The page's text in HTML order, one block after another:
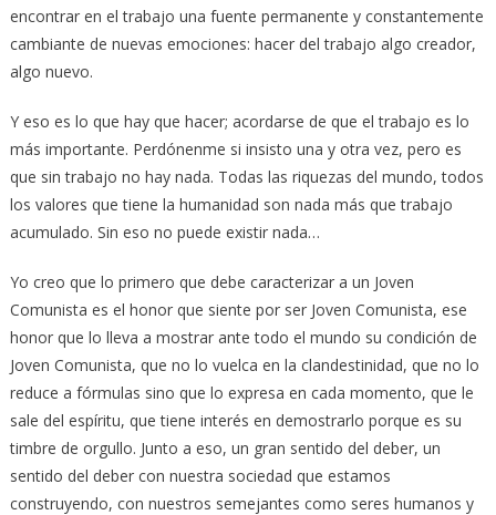
encontrar en el trabajo una fuente permanente y constantemente
cambiante de nuevas emociones: hacer del trabajo algo creador,
algo nuevo.
Y eso es lo que hay que hacer; acordarse de que el trabajo es lo
más importante. Perdónenme si insisto una y otra vez, pero es
que sin trabajo no hay nada. Todas las riquezas del mundo, todos
los valores que tiene la humanidad son nada más que trabajo
acumulado. Sin eso no puede existir nada…
Yo creo que lo primero que debe caracterizar a un Joven
Comunista es el honor que siente por ser Joven Comunista, ese
honor que lo lleva a mostrar ante todo el mundo su condición de
Joven Comunista, que no lo vuelca en la clandestinidad, que no lo
reduce a fórmulas sino que lo expresa en cada momento, que le
sale del espíritu, que tiene interés en demostrarlo porque es su
timbre de orgullo. Junto a eso, un gran sentido del deber, un
sentido del deber con nuestra sociedad que estamos
construyendo, con nuestros semejantes como seres humanos y